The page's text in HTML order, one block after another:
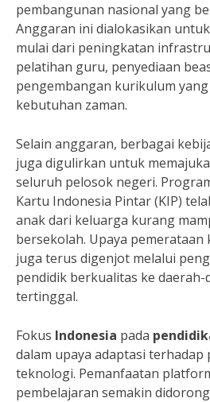
pembangunan nasional yang
Anggaran ini dialokasikan
mulai dari peningkatan
pelatihan guru, penyediaan
pengembangan kurikulum
kebutuhan zaman.
Selain anggaran, berbagai
juga digulirkan untuk
seluruh pelosok negeri.
Kartu Indonesia Pintar (KIP)
anak dari keluarga kurang
bersekolah. Upaya pemerataan
juga terus digenjot melalui
pendidik berkualitas ke
tertinggal.
Fokus Indonesia pada
dalam upaya adaptasi terhadap
teknologi. Pemanfaatan
pembelajaran semakin